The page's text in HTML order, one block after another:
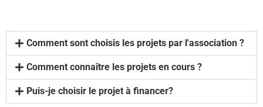
Comment sont choisis les projets par l'association ?
Comment connaître les projets en cours ?
Puis-je choisir le projet à financer?